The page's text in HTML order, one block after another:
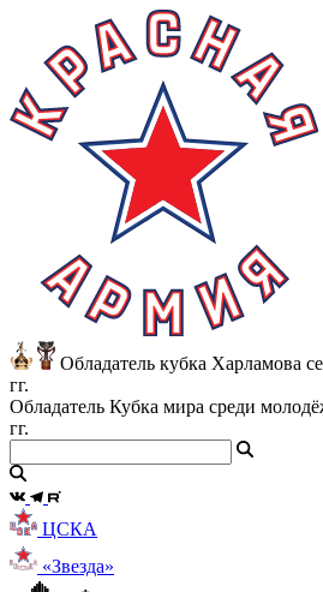
Обладатель кубка Харламова
гг.
Обладатель Кубка мира среди
гг.
ЦСКА
«Звезда»